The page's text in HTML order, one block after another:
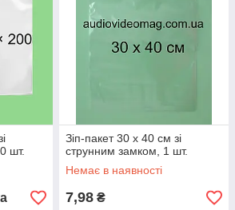
шт.
Зіп-пакет 30 х 40 см зі
струнним замком, 1 шт.
Немає в наявності
7,98 ₴